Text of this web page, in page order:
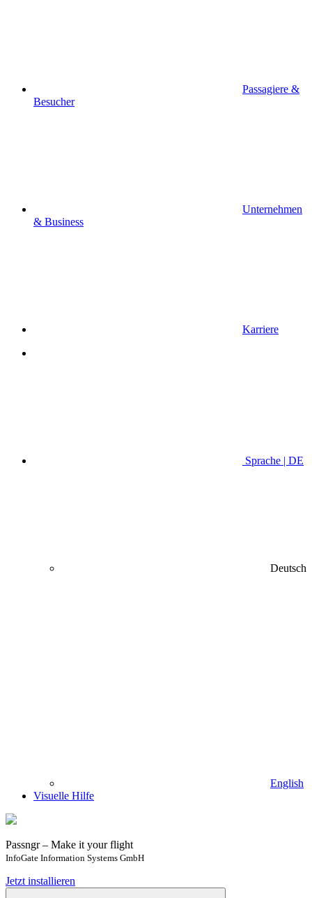
Passagiere &
Besucher
Unternehmen
& Business
Karriere
Sprache | DE
Deutsch
English
Visuelle Hilfe
Passngr – Make it your flight
InfoGate Information Systems GmbH
Jetzt installieren